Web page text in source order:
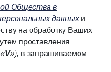
Общества в
данныхи
на обработку Ваших
проставления
«V»), в запрашиваемом